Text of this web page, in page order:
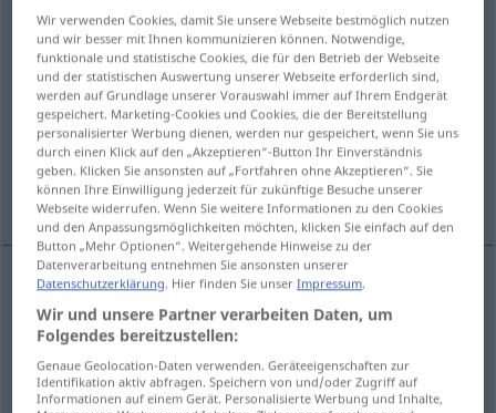
spinoso [spiˈnoːso]adj
Übersicht aller Übersetzungen
(Für mehr Details die Übersetzung anklicken/antippen)
dornig, Dornen- stachelig
heikel, schwierig widerborstig
dornig , Dorn(en)- spinoso
stachelig spinosocon aculei
Wir verwenden Cookies, damit Sie unsere Webseite bestmöglich nutzen
und wir besser mit Ihnen kommunizieren können. Notwendige,
funktionale und statistische Cookies, die für den Betrieb der Webseite
und der statistischen Auswertung unserer Webseite erforderlich sind,
werden auf Grundlage unserer Vorauswahl immer auf Ihrem Endgerät
gespeichert. Marketing-Cookies und Cookies, die der Bereitstellung
personalisierter Werbung dienen, werden nur gespeichert, wenn Sie uns
durch einen Klick auf den „Akzeptieren“-Button Ihr Einverständnis
geben. Klicken Sie ansonsten auf „Fortfahren ohne Akzeptieren“. Sie
können Ihre Einwilligung jederzeit für zukünftige Besuche unserer
Webseite widerrufen. Wenn Sie weitere Informationen zu den Cookies
und den Anpassungsmöglichkeiten möchten, klicken Sie einfach auf den
Button „Mehr Optionen“. Weitergehende Hinweise zu der
Datenverarbeitung entnehmen Sie ansonsten unserer
Datenschutzerklärung. Hier finden Sie unserImpressum.
Wir und unsere Partner verarbeiten Daten, um
Folgendes bereitzustellen:
Genaue Geolocation-Daten verwenden. Geräteeigenschaften zur
Identifikation aktiv abfragen. Speichern von und/oder Zugriff auf
Informationen auf einem Gerät. Personalisierte Werbung und Inhalte,